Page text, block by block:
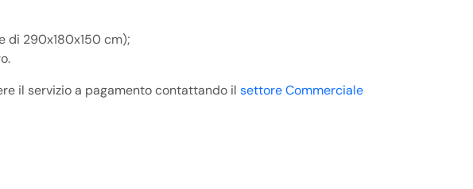
di 290x180x150 cm);
il servizio a pagamento contattando il settore Commerciale